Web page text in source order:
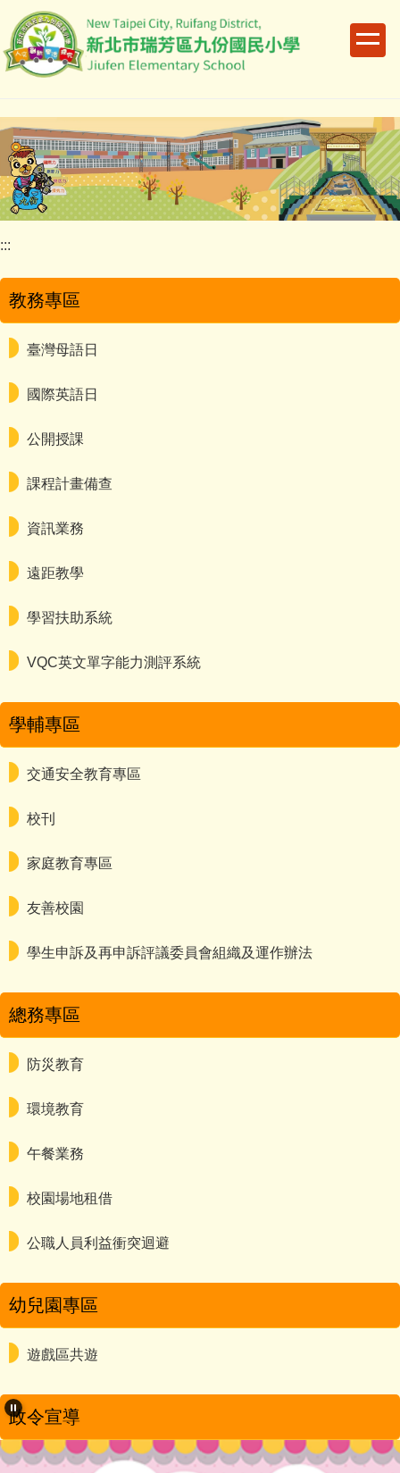
到
主
容
區
:::
教務專區
臺灣母語日
國際英語日
公開授課
課程計畫備查
資訊業務
遠距教學
學習扶助系統
VQC英文單字能力測評系統
學輔專區
交通安全教育專區
校刊
家庭教育專區
友善校園
學生申訴及再申訴評議委員會組織及運作辦法
總務專區
防災教育
環境教育
午餐業務
校園場地租借
公職人員利益衝突迴避
幼兒園專區
遊戲區共遊
政令宣導